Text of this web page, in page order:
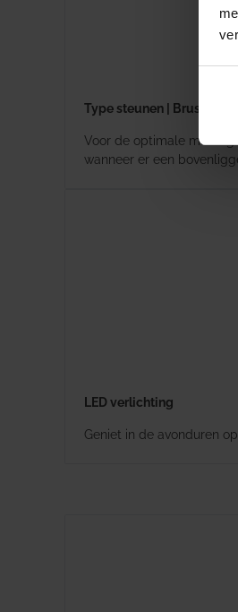
Type steunen | Brustor
Voor de optimale
wanneer er een
LED verlichting
Geniet in de avonduren